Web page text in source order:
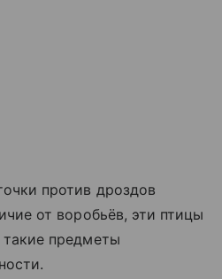
против дроздов
от воробьёв, эти птицы
предметы